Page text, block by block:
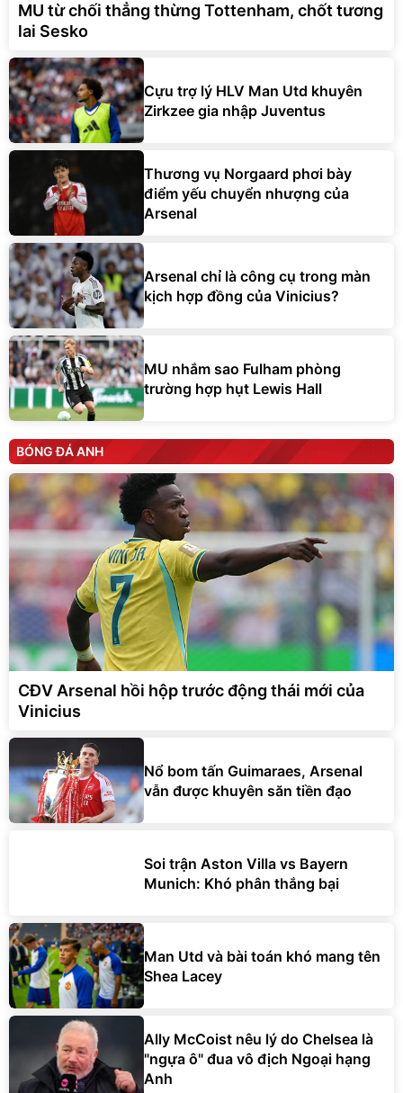
MU từ chối thẳng thừng Tottenham, chốt tương
lai Sesko
Cựu trợ lý HLV Man Utd khuyên
Zirkzee gia nhập Juventus
Thương vụ Norgaard phơi bày
điểm yếu chuyển nhượng của
Arsenal
Arsenal chỉ là công cụ trong màn
kịch hợp đồng của Vinicius?
MU nhắm sao Fulham phòng
trường hợp hụt Lewis Hall
BÓNG ĐÁ ANH
CĐV Arsenal hồi hộp trước động thái mới của
Vinicius
Nổ bom tấn Guimaraes, Arsenal
vẫn được khuyên săn tiền đạo
Soi trận Aston Villa vs Bayern
Munich: Khó phân thắng bại
Man Utd và bài toán khó mang tên
Shea Lacey
Ally McCoist nêu lý do Chelsea là
"ngựa ô" đua vô địch Ngoại hạng
Anh